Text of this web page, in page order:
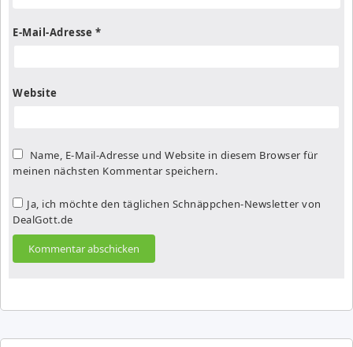
E-Mail-Adresse *
Website
Name, E-Mail-Adresse und Website in diesem Browser für
meinen nächsten Kommentar speichern.
Ja, ich möchte den täglichen Schnäppchen-Newsletter von
DealGott.de